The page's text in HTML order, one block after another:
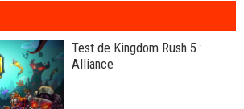
Test de Kingdom Rush 5 :
Alliance